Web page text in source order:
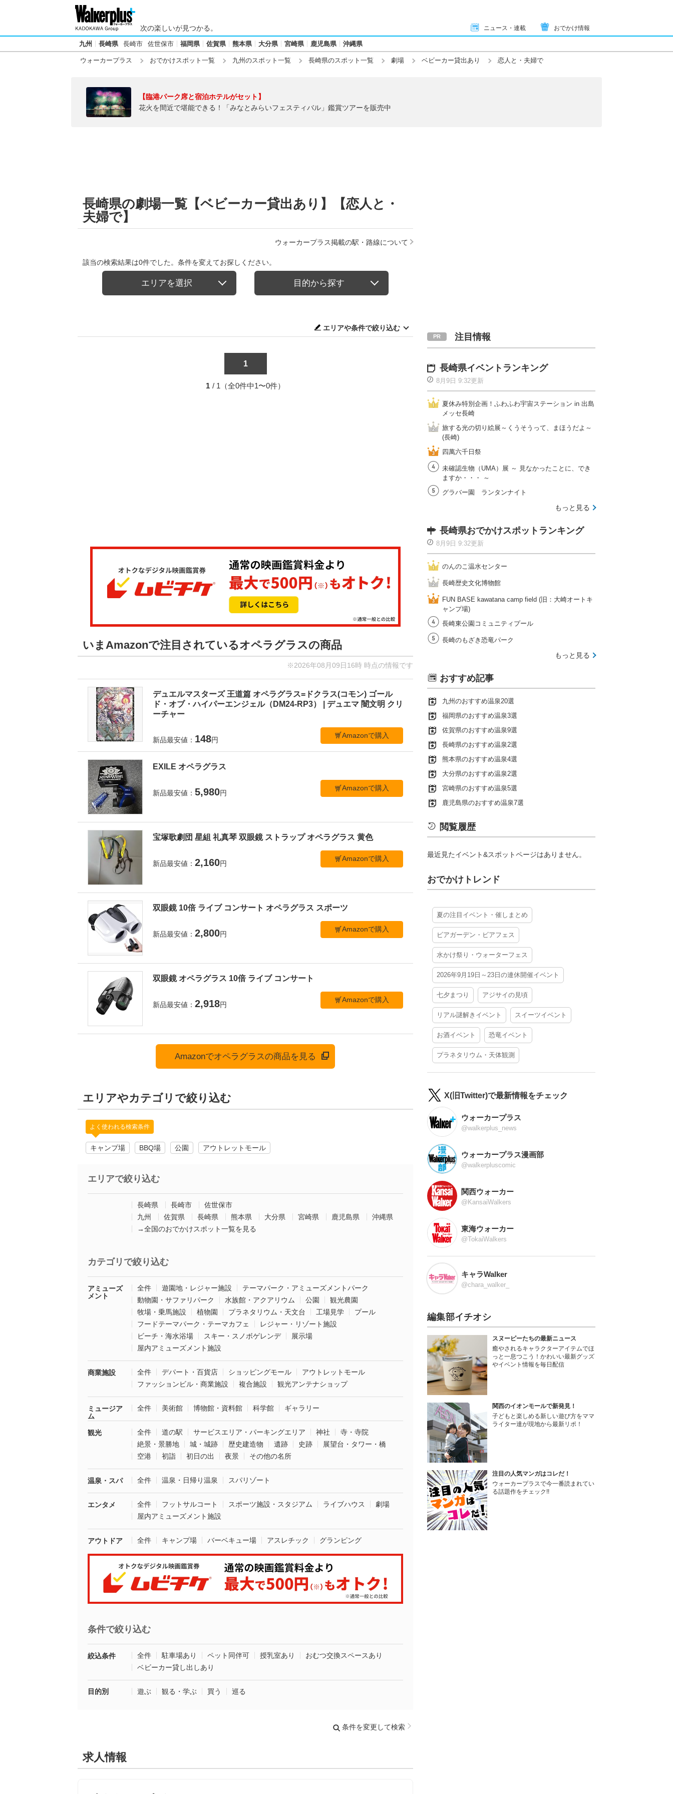
次の楽しいが見つかる。 ニュース・連載 おでかけ情報
九州 長崎県 長崎市 佐世保市 福岡県 佐賀県 熊本県 大分県 宮崎県 鹿児島県 沖縄県
ウォーカープラス おでかけスポット一覧 九州のスポット一覧 長崎県のスポット一覧 劇場 ベビーカー貸出あり 恋人と・夫婦で
【臨港パーク席と宿泊ホテルがセット】
花火を間近で堪能できる！「みなとみらいフェスティバル」鑑賞ツアーを販売中
長崎県の劇場一覧【ベビーカー貸出あり】【恋人と・
夫婦で】
ウォーカープラス掲載の駅・路線について
該当の検索結果は0件でした。条件を変えてお探しください。
エリアを選択 目的から探す
エリアや条件で絞り込む
1
1 / 1（全0件中1〜0件）
いまAmazonで注目されているオペラグラスの商品
※2026年08月09日16時 時点の情報です
デュエルマスターズ 王道篇 オペラグラス=ドクラス(コモン) ゴール
ド・オブ・ハイパーエンジェル（DM24-RP3） | デュエマ 闇文明 クリ
ーチャー
新品最安値： 148円
Amazonで購入
EXILE オペラグラス
新品最安値： 5,980円
Amazonで購入
宝塚歌劇団 星組 礼真琴 双眼鏡 ストラップ オペラグラス 黄色
新品最安値： 2,160円
Amazonで購入
双眼鏡 10倍 ライブ コンサート オペラグラス スポーツ
新品最安値： 2,800円
Amazonで購入
双眼鏡 オペラグラス 10倍 ライブ コンサート
新品最安値： 2,918円
Amazonで購入
Amazonでオペラグラスの商品を見る
エリアやカテゴリで絞り込む
よく使われる検索条件
キャンプ場 BBQ場 公園 アウトレットモール
エリアで絞り込む
長崎県 長崎市
佐世保市
九州
佐賀県 長崎県 熊本県 大分県 宮崎県 鹿児島県
沖縄県
→全国のおでかけスポット一覧を見る
カテゴリで絞り込む
アミューズ
メント
全件 遊園地・レジャー施設
テーマパーク・アミューズメントパーク
動物園・サファリパーク
水族館・アクアリウム 公園
観光農園
牧場・乗馬施設
植物園 プラネタリウム・天文台 工場見学
プール
フードテーマパーク・テーマカフェ
レジャー・リゾート施設
ビーチ・海水浴場
スキー・スノボゲレンデ
展示場
屋内アミューズメント施設
商業施設 全件 デパート・百貨店 ショッピングモール
アウトレットモール
ファッションビル・商業施設
複合施設 観光アンテナショップ
ミュージア
ム
全件 美術館 博物館・資料館 科学館 ギャラリー
観光 全件 道の駅 サービスエリア・パーキングエリア 神社
寺・寺院
絶景・景勝地
城・城跡 歴史建造物 遺跡 史跡
展望台・タワー・橋
空港
初詣 初日の出 夜景 その他の名所
温泉・スパ 全件 温泉・日帰り温泉 スパリゾート
エンタメ 全件 フットサルコート スポーツ施設・スタジアム ライブハウス
劇場
屋内アミューズメント施設
アウトドア 全件 キャンプ場 バーベキュー場 アスレチック グランピング
条件で絞り込む
絞込条件 全件 駐車場あり ペット同伴可 授乳室あり
おむつ交換スペースあり
ベビーカー貸し出しあり
目的別 遊ぶ 観る・学ぶ 買う 巡る
条件を変更して検索
求人情報
注目情報
長崎県イベントランキング
8月9日 9:32更新
夏休み特別企画！ふわふわ宇宙ステーション in 出島
メッセ長崎
旅する光の切り絵展～くうそうって、まほうだよ～
(長崎)
四萬六千日祭
未確認生物（UMA）展 ～ 見なかったことに、でき
ますか・・・ ～
グラバー園 ランタンナイト
もっと見る
長崎県おでかけスポットランキング
8月9日 9:32更新
のんのこ温水センター
長崎歴史文化博物館
FUN BASE kawatana camp field (旧：大崎オートキ
ャンプ場)
長崎東公園コミュニティプール
長崎のもざき恐竜パーク
もっと見る
おすすめ記事
九州のおすすめ温泉20選
福岡県のおすすめ温泉3選
佐賀県のおすすめ温泉9選
長崎県のおすすめ温泉2選
熊本県のおすすめ温泉4選
大分県のおすすめ温泉2選
宮崎県のおすすめ温泉5選
鹿児島県のおすすめ温泉7選
閲覧履歴
最近見たイベント&スポットページはありません。
おでかけトレンド
夏の注目イベント・催しまとめ
ビアガーデン・ビアフェス
水かけ祭り・ウォーターフェス
2026年9月19日～23日の連休開催イベント
七夕まつり アジサイの見頃
リアル謎解きイベント スイーツイベント
お酒イベント 恐竜イベント
プラネタリウム・天体観測
X(旧Twitter)で最新情報をチェック
ウォーカープラス
@walkerplus_news
ウォーカープラス漫画部
@walkerpluscomic
関西ウォーカー
@KansaiWalkers
東海ウォーカー
@TokaiWalkers
キャラWalker
@chara_walker_
編集部イチオシ
スヌーピーたちの最新ニュース
癒やされるキャラクターアイテムでほ
っと一息つこう！かわいい最新グッズ
やイベント情報を毎日配信
関西のイオンモールで新発見！
子どもと楽しめる新しい遊び方をママ
ライター達が現地から最新リポ！
注目の人気マンガはコレだ！
ウォーカープラスで今一番読まれてい
る話題作をチェック!!